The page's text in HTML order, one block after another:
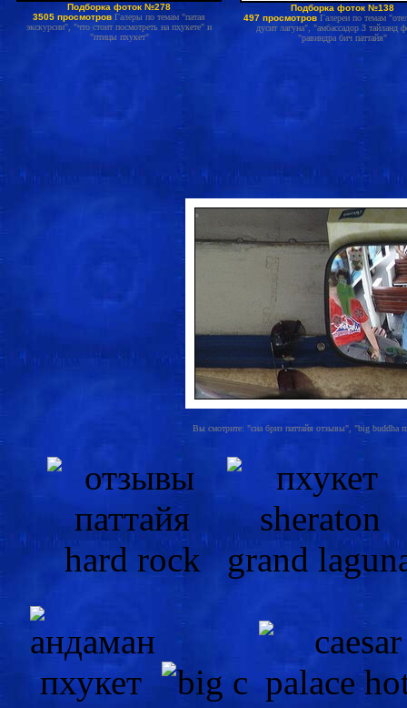
Подборка фоток №278
3505 просмотров Галеры по темам "патая
экскурсии", "что стоит посмотреть на пхукете" и
"птицы пхукет"
Подборка фоток №138
497 просмотров Галереи по темам
дусит лагуна", "амбассадор 3 тайланд
"равиндра бич паттайя"
Вы смотрите: "сиа бриз паттайя отзывы", "big buddha